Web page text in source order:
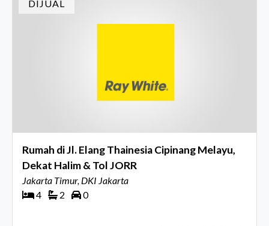
DIJUAL
Rumah di Jl. Elang Thainesia Cipinang Melayu,
Dekat Halim & Tol JORR
Jakarta Timur, DKI Jakarta
4
2 0